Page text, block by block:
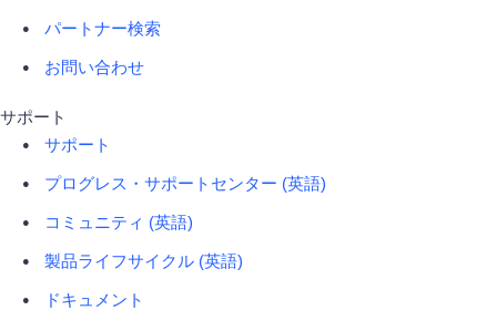
パートナー検索
お問い合わせ
サポート
サポート
プログレス・サポートセンター (英語)
コミュニティ (英語)
製品ライフサイクル (英語)
ドキュメント